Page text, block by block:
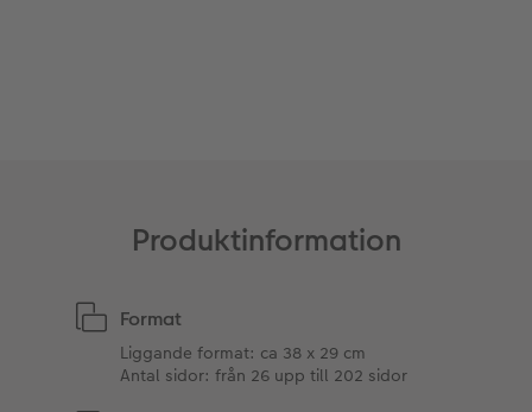
Produktinformation
Format
Liggande format: ca 38 x 29 cm
Antal sidor: från 26 upp till 202 sidor